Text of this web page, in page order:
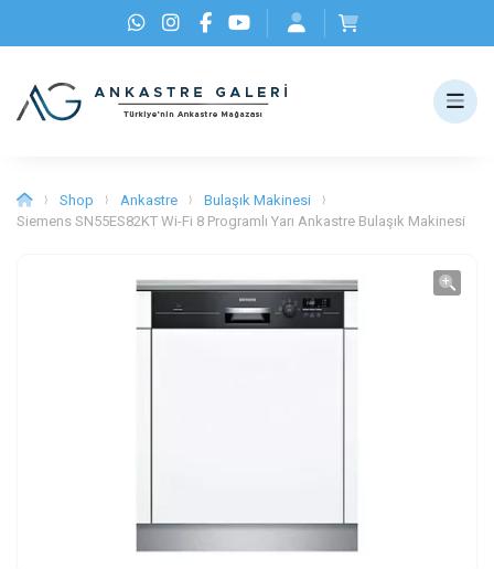
⟩ Shop ⟩ Ankastre ⟩ Bulaşık Makinesi ⟩
Siemens SN55ES82KT Wi-Fi 8 Programlı Yarı Ankastre Bulaşık Makinesi